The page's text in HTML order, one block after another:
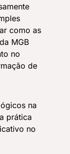
como as
MGB
no
de
na
prática
no